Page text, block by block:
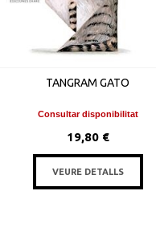
TANGRAM GATO
Consultar disponibilitat
19,80 €
VEURE DETALLS